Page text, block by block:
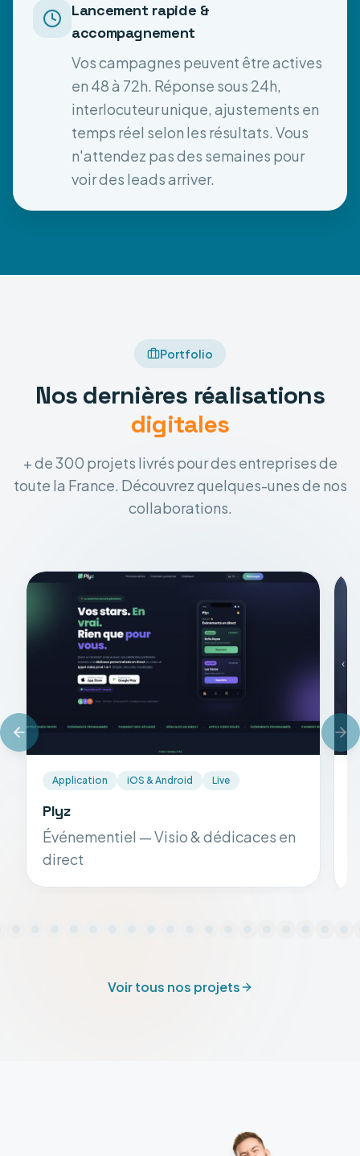
Lancement rapide &
accompagnement
Vos campagnes peuvent être actives
en 48 à 72h. Réponse sous 24h,
interlocuteur unique, ajustements en
temps réel selon les résultats. Vous
n'attendez pas des semaines pour
voir des leads arriver.
Portfolio
Nos dernières réalisations
digitales
+ de 300 projets livrés pour des entreprises de
toute la France. Découvrez quelques-unes de nos
collaborations.
Application iOS & Android Live
Plyz
Événementiel — Visio & dédicaces en
direct
Voir tous nos projets